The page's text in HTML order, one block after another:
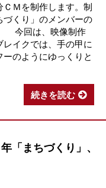
Ｍを制作します。制
くり」のメンバーの
今回は、映像制作
イクでは、手の甲に
のようにゆっくりと
続きを読む
「まちづくり」、